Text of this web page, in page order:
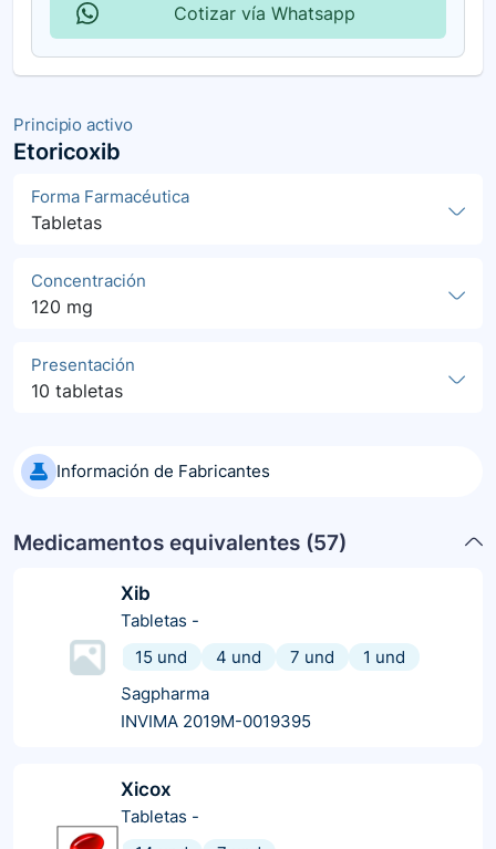
Principio activo
Etoricoxib
Forma Farmacéutica
Tabletas
Concentración
120 mg
Presentación
10 tabletas
Información de Fabricantes
Medicamentos equivalentes (57)
Xib
Tabletas -
15 und
4 und 7 und
1 und
Sagpharma
INVIMA 2019M-0019395
Xicox
Tabletas -
Cotizar vía Whatsapp